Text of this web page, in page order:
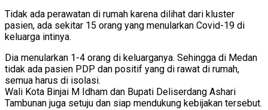
Tidak ada perawatan di rumah karena dilihat dari kluster
pasien, ada sekitar 15 orang yang menularkan Covid-19 di
keluarga intinya.
Dia menularkan 1-4 orang di keluarganya. Sehingga di Medan
tidak ada pasien PDP dan positif yang di rawat di rumah,
semua harus di isolasi.
Wali Kota Binjai M Idham dan Bupati Deliserdang Ashari
Tambunan juga setuju dan siap mendukung kebijakan tersebut.